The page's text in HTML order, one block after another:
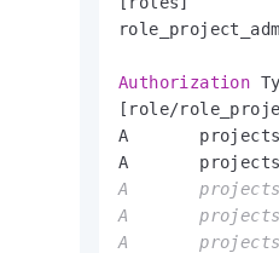
Authorization
[role/
A       projects
A       projects
A       projects/
A       projects/
A       projects/